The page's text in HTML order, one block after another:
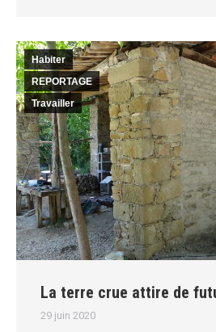
Habiter
REPORTAGE
Travailler
La terre crue attire de
29 juin 2020